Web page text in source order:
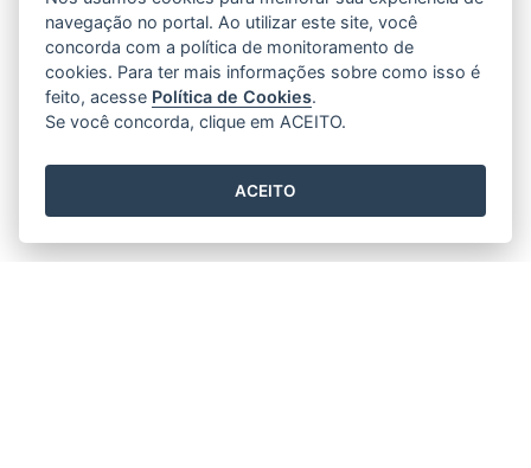
navegação no portal. Ao utilizar este site, você
concorda com a política de monitoramento de
cookies. Para ter mais informações sobre como isso é
feito, acesse Política de Cookies.
Se você concorda, clique em ACEITO.
ACEITO